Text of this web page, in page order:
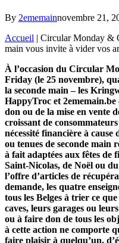
By 2ememainnovembre 21,
Accueil | Circular Monday &
main vous invite à vider vos
À l’occasion du Circular
Friday (le 25 novembre),
la seconde main – les
HappyTroc et
don ou de la mise en vente
croissant de
nécessité financière à cause
ou tenues de seconde main
à fait adaptées aux fêtes de
Saint-Nicolas, de Noël ou
l’offre d’articles de
demande, les quatre
tous les Belges à trier ce
caves, leurs garages ou
ou à faire don de tous les
à cette action ne comporte
faire plaisir à quelqu’un,